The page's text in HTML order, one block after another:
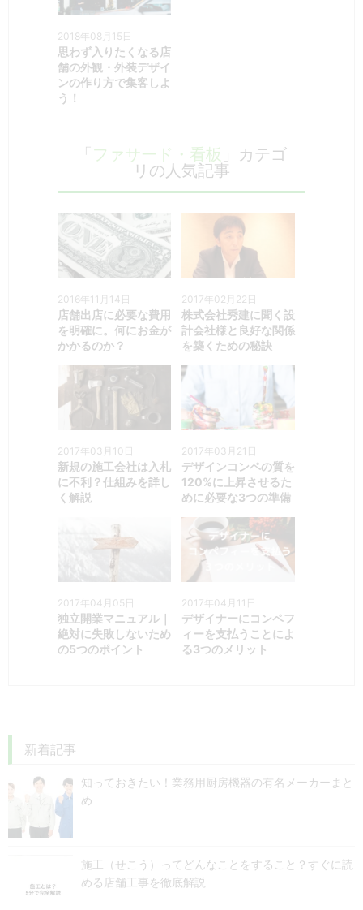
2018年08月15日
思わず入りたくなる店
舗の外観・外装デザイ
ンの作り方で集客しよ
う！
「 ファサード・看板 」カテゴ
リの人気記事
2016年11月14日
店舗出店に必要な費用
を明確に。何にお金が
かかるのか？
2017年02月22日
株式会社秀建に聞く設
計会社様と良好な関係
を築くための秘訣
2017年03月10日
新規の施工会社は入札
に不利？仕組みを詳し
く解説
2017年03月21日
デザインコンペの質を
120%に上昇させるた
めに必要な3つの準備
2017年04月05日
独立開業マニュアル｜
絶対に失敗しないため
の5つのポイント
2017年04月11日
デザイナーにコンペフ
ィーを支払うことによ
る3つのメリット
新着記事
知っておきたい！業務用厨房機器の有名メーカーまと
め
施工（せこう）ってどんなことをすること？すぐに読
める店舗工事を徹底解説